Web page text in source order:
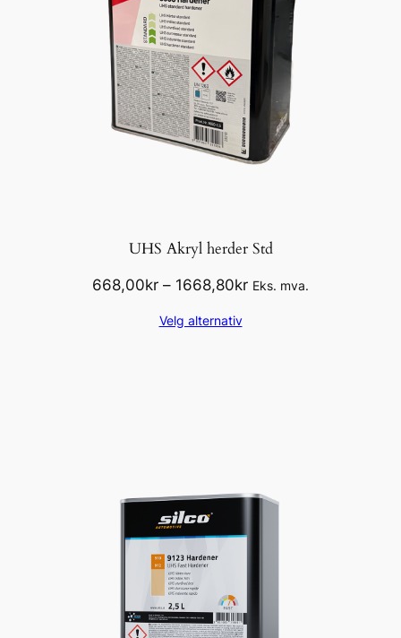
UHS Akryl herder Std
668,00kr – 1668,80krPrisområde:
Eks. mva.
Velg alternativ